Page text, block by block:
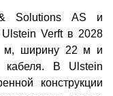
& Solutions AS и
Verft в 2028
м, ширину 22 м и
кабеля. В Ulstein
конструкции